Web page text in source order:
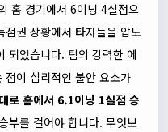
홈 경기에서 6이닝 4실점으
권 상황에서 타자들을 압도
되었습니다. 팀의 강력한 에
점이 심리적인 불안 요소가
로 홈에서 6.1이닝 1실점 승
부를 걸어야 합니다. 무엇보